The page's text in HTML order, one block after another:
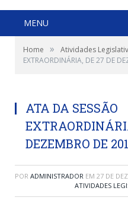
MENU
Home » Atividades
EXTRAORDINÁRIA, DE 27 DE
ATA DA SESSÃO
DEZEMBRO DE
POR ADMINISTRADOR EM 27 DE
ATIVIDADES